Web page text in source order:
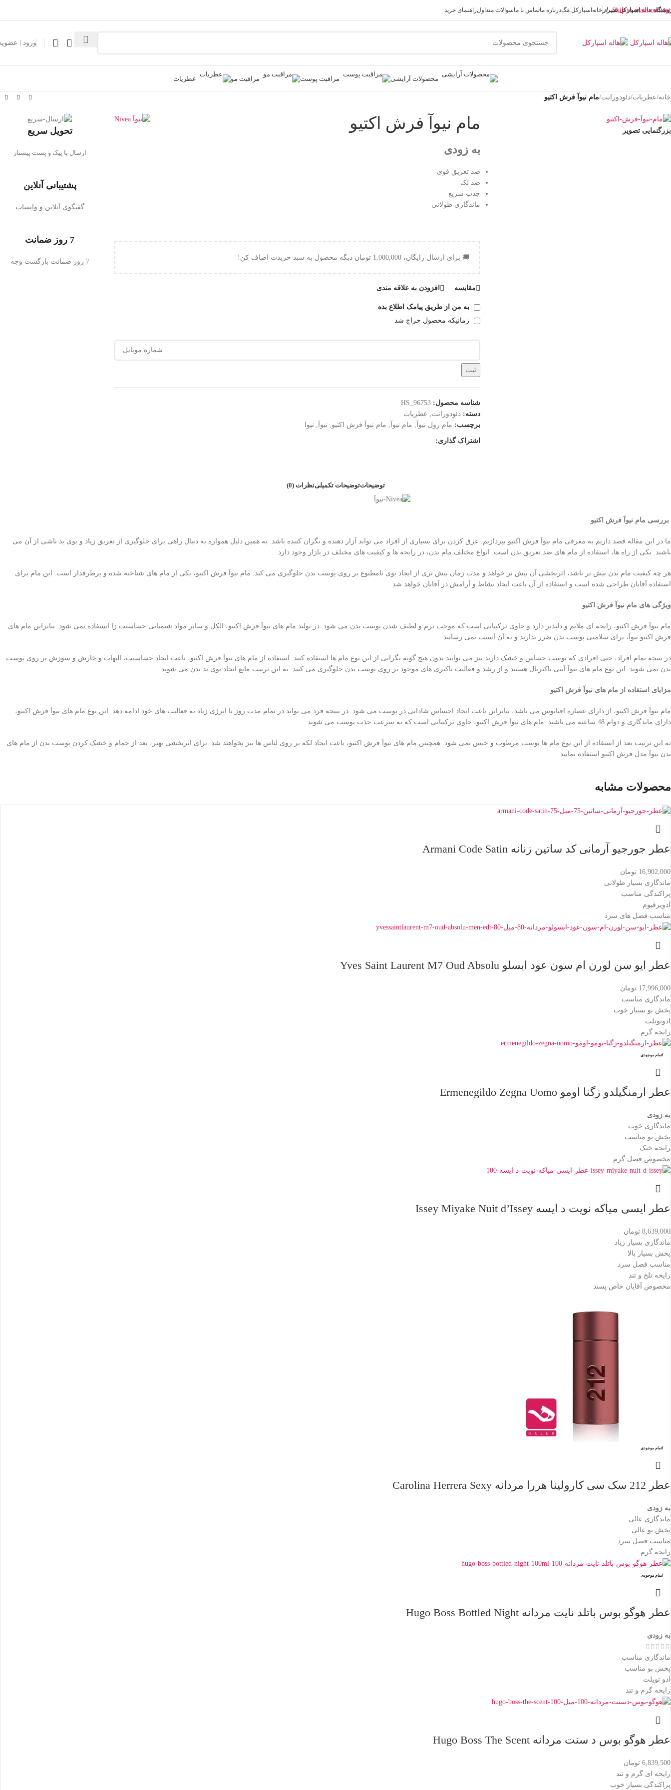
Skip to main content
هالهاسپارکلشیراز خانه اسپارکل مَگدرباره ماتماس با ماسوالات متداولراهنمای خرید
ورود |
محصولات آرایشی مراقبت پوست مراقبت مو عطریات
خانه/عطریات/دئودورانت/مام نیوآ فرش اکتیو
بزرگنمایی تصویر مام نیوآ فرش اکتیو
به زودی
ضد تعریق قوی
ضد لک
جذب سریع
ماندگاری طولانی
🚚 برای ارسال رایگان، 1,000,000 تومان دیگه محصول به سبد خریدت اضاف کن!
مقایسه افزودن به علاقه مندی
به من از طریق پیامک اطلاع بده
زمانیکه محصول حراج شد
ثبت
شناسه محصول: HS_96753
دسته: دئودورانت, عطریات
برچسب: مام رول نیوآ , مام نیوآ , مام نیوآ فرش اکتیو, نیوآ , نیوا
اشتراک گذاری:
تحویل سریع
ارسال با پیک و پست پیشتاز
پشتیبانی آنلاین
گفتگوی آنلاین و واتساپ
7 روز ضمانت
7 روز ضمانت بازگشت وجه
توضیحاتتوضیحات تکمیلینظرات (0)
بررسی مام نیوآ فرش اکتیو
ما در این مقاله قصد داریم به معرفی مام نیوآ فرش اکتیو بپردازیم. عرق کردن برای بسیاری از افراد می تواند آزار دهنده و نگران کننده باشد. به همین دلیل همواره به دنبال راهی برای جلوگیری از تعریق زیاد و بوی بد ناشی از آن می
باشند. یکی از راه ها، استفاده از مام های ضد تعریق بدن است. انواع مختلف مام بدن، در رایحه ها و کیفیت های مختلف در بازار وجود دارد.
هر چه کیفیت مام بدن بیش تر باشد، اثربخشی آن بیش تر خواهد و مدت زمان بیش تری از ایجاد بوی نامطبوع بر روی پوست بدن جلوگیری می کند. مام نیوآ فرش اکتیو، یکی از مام های شناخته شده و پرطرفدار است. این مام برای
استفاده آقایان طراحی شده است و استفاده از آن باعث ایجاد نشاط و آرامش در آقایان خواهد شد.
ویژگی های مام نیوآ فرش اکتیو
مام نیوآ فرش اکتیو، رایحه ای ملایم و دلپذیر دارد و حاوی ترکیباتی است که موجب نرم و لطیف شدن پوست بدن می شود. در تولید مام های نیوآ فرش اکتیو، الکل و سایر مواد شیمیایی حساسیت زا استفاده نمی شود. بنابراین مام های
فرش اکتیو نیوآ، برای سلامتی پوست بدن ضرر ندارند و به آن آسیب نمی رسانند.
در نتیجه تمام افراد، حتی افرادی که پوست حساس و خشک دارند نیز می توانند بدون هیچ گونه نگرانی از این نوع مام ها استفاده کنند. استفاده از مام های نیوآ فرش اکتیو، باعث ایجاد حساسیت، التهاب و خارش و سوزش بر روی پوست
بدن نمی شوند. این نوع مام های نیوآ آنتی باکتریال هستند و از رشد و فعالیت باکتری های موجود بر روی پوست بدن جلوگیری می کنند. به این ترتیب مانع ایجاد بوی بد بدن می شوند.
مزایای استفاده از مام های نیوآ فرش اکتیو
مام نیوآ فرش اکتیو، از دارای عصاره اقیانوس می باشد، بنابراین باعث ایجاد احساس شادابی در پوست می شود. در نتیجه فرد می تواند در تمام مدت روز با انرژی زیاد به فعالیت های خود ادامه دهد. این نوع مام های نیوآ فرش اکتیو،
دارای ماندگاری و دوام 48 ساعته می باشند. مام های نیوآ فرش اکتیو، حاوی ترکیباتی است که به سرعت جذب پوست می شوند.
به این ترتیب بعد از استفاده از این نوع مام ها پوست مرطوب و خیس نمی شود. همچنین مام های نیوآ فرش اکتیو، باعث ایجاد لکه بر روی لباس ها نیز نخواهند شد. برای اثربخشی بهتر، بعد از حمام و خشک کردن پوست بدن از مام های
بدن نیوآ مدل فرش اکتیو استفاده نمایید.
محصولات مشابه
عطر جورجیو آرمانی کد ساتین زنانه Armani Code Satin
16,902,000 تومان
ماندگاری بسیار طولانی
پراکندگی مناسب
ادوپرفیوم
مناسب فصل های سرد
عطر ایو سن لورن ام سون عود ابسلو Yves Saint Laurent M7 Oud Absolu
17,996,000 تومان
ماندگاری مناسب
پخش بو بسیار خوب
ادوتویلت
رایحه گرم
اتمام موجودی
عطر ارمنگیلدو زگنا اومو Ermenegildo Zegna Uomo
به زودی
ماندگاری خوب
پخش بو مناسب
رایحه خنک
مخصوص فصل گرم
عطر ایسی میاکه نویت د ایسه Issey Miyake Nuit d’Issey
8,639,000 تومان
ماندگاری بسیار زیاد
پخش بسیار بالا
مناسب فصل سرد
رایحه تلخ و تند
مخصوص آقایان خاص پسند
اتمام موجودی
عطر 212 سک سی کارولینا هررا مردانه Carolina Herrera Sexy
به زودی
ماندگاری عالی
پخش بو عالی
مناسب فصل سرد
رایحه گرم
اتمام موجودی
عطر هوگو بوس باتلد نایت مردانه Hugo Boss Bottled Night
به زودی
ماندگاری مناسب
پخش بو مناسب
ادو تویلت
رایحه گرم و تند
عطر هوگو بوس د سنت مردانه Hugo Boss The Scent
6,839,500 تومان
رایحه ای گرم و تند
پراکندگی بسیار خوب